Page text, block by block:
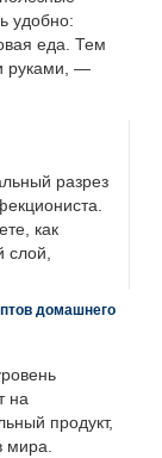
удобно:
еда. Тем
руками, —
разрез
как
слой,
домашнего
на
продукт,
мира.